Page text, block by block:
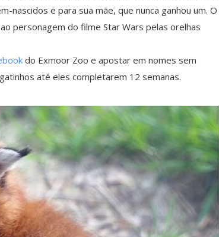
nascidos e para sua mãe, que nunca ganhou um. O
personagem do filme Star Wars pelas orelhas
do Exmoor Zoo e apostar em nomes sem
até eles completarem 12 semanas.